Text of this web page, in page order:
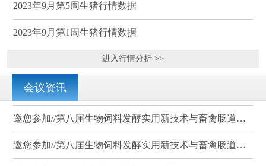
2023年9月第5周生猪行情数据
2023年9月第1周生猪行情数据
进入行情分析 >>
会议资讯
邀您参加//第八届生物饲料发酵实用新技术与畜禽肠道健康、营养科学研讨会（武汉）
邀您参加//第八届生物饲料发酵实用新技术与畜禽肠道健康、营养科学研讨会（武汉）